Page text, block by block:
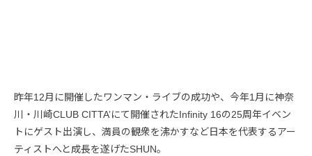
昨年12月に開催したワンマン・ライブの成功や、今年1月に神奈
川・川崎CLUB CITTA’にて開催されたInfinity 16の25周年イベン
トにゲスト出演し、満員の観衆を沸かすなど日本を代表するアー
ティストへと成長を遂げたSHUN。